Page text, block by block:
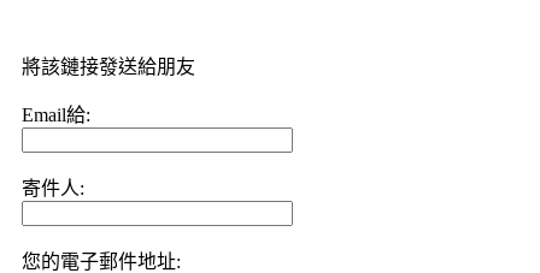
將該鏈接發送給朋友
Email給:
寄件人:
您的電子郵件地址: